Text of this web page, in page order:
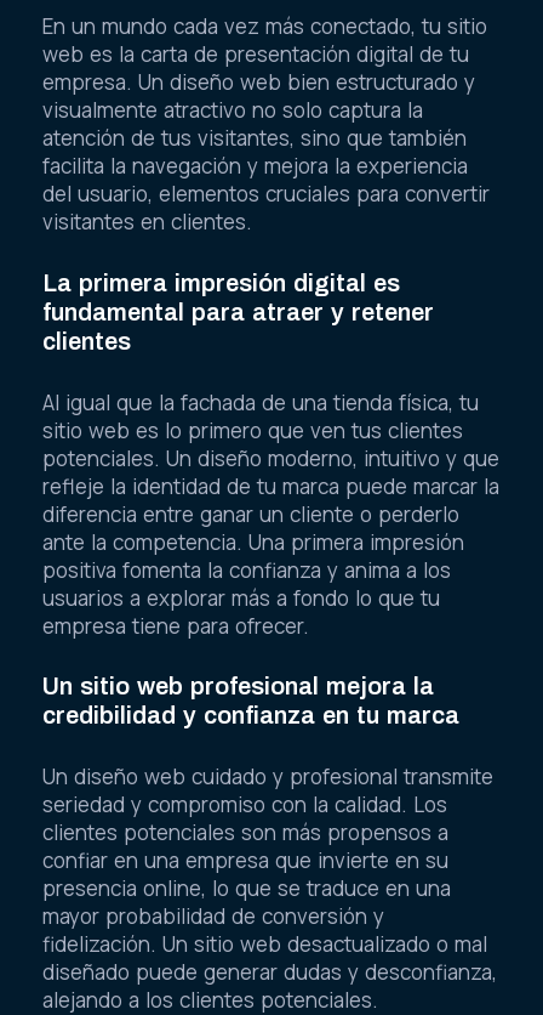
En un mundo cada vez más conectado, tu sitio
web es la carta de presentación digital de tu
empresa. Un diseño web bien estructurado y
visualmente atractivo no solo captura la
atención de tus visitantes, sino que también
facilita la navegación y mejora la experiencia
del usuario, elementos cruciales para convertir
visitantes en clientes.
La primera impresión digital es
fundamental para atraer y retener
clientes
Al igual que la fachada de una tienda física, tu
sitio web es lo primero que ven tus clientes
potenciales. Un diseño moderno, intuitivo y que
refleje la identidad de tu marca puede marcar la
diferencia entre ganar un cliente o perderlo
ante la competencia. Una primera impresión
positiva fomenta la confianza y anima a los
usuarios a explorar más a fondo lo que tu
empresa tiene para ofrecer.
Un sitio web profesional mejora la
credibilidad y confianza en tu marca
Un diseño web cuidado y profesional transmite
seriedad y compromiso con la calidad. Los
clientes potenciales son más propensos a
confiar en una empresa que invierte en su
presencia online, lo que se traduce en una
mayor probabilidad de conversión y
fidelización. Un sitio web desactualizado o mal
diseñado puede generar dudas y desconfianza,
alejando a los clientes potenciales.